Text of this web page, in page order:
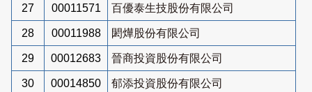
27 00011571 百優泰生技股份有限公司
28 00011988 閎燁股份有限公司
29 00012683 晉商投資股份有限公司
30 00014850 郁添投資股份有限公司